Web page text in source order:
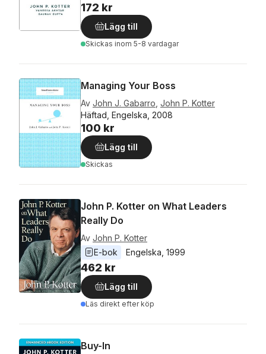
172 kr
Lägg till
Skickas inom 5-8 vardagar
Managing Your Boss
Av John J. Gabarro John P. Kotter
Häftad, Engelska, 2008
100 kr
Lägg till
Skickas
John P. Kotter on What Leaders
Really Do
Av John P. Kotter
E-bok
Engelska 1999
462 kr
Lägg till
Läs direkt efter köp
Buy-In